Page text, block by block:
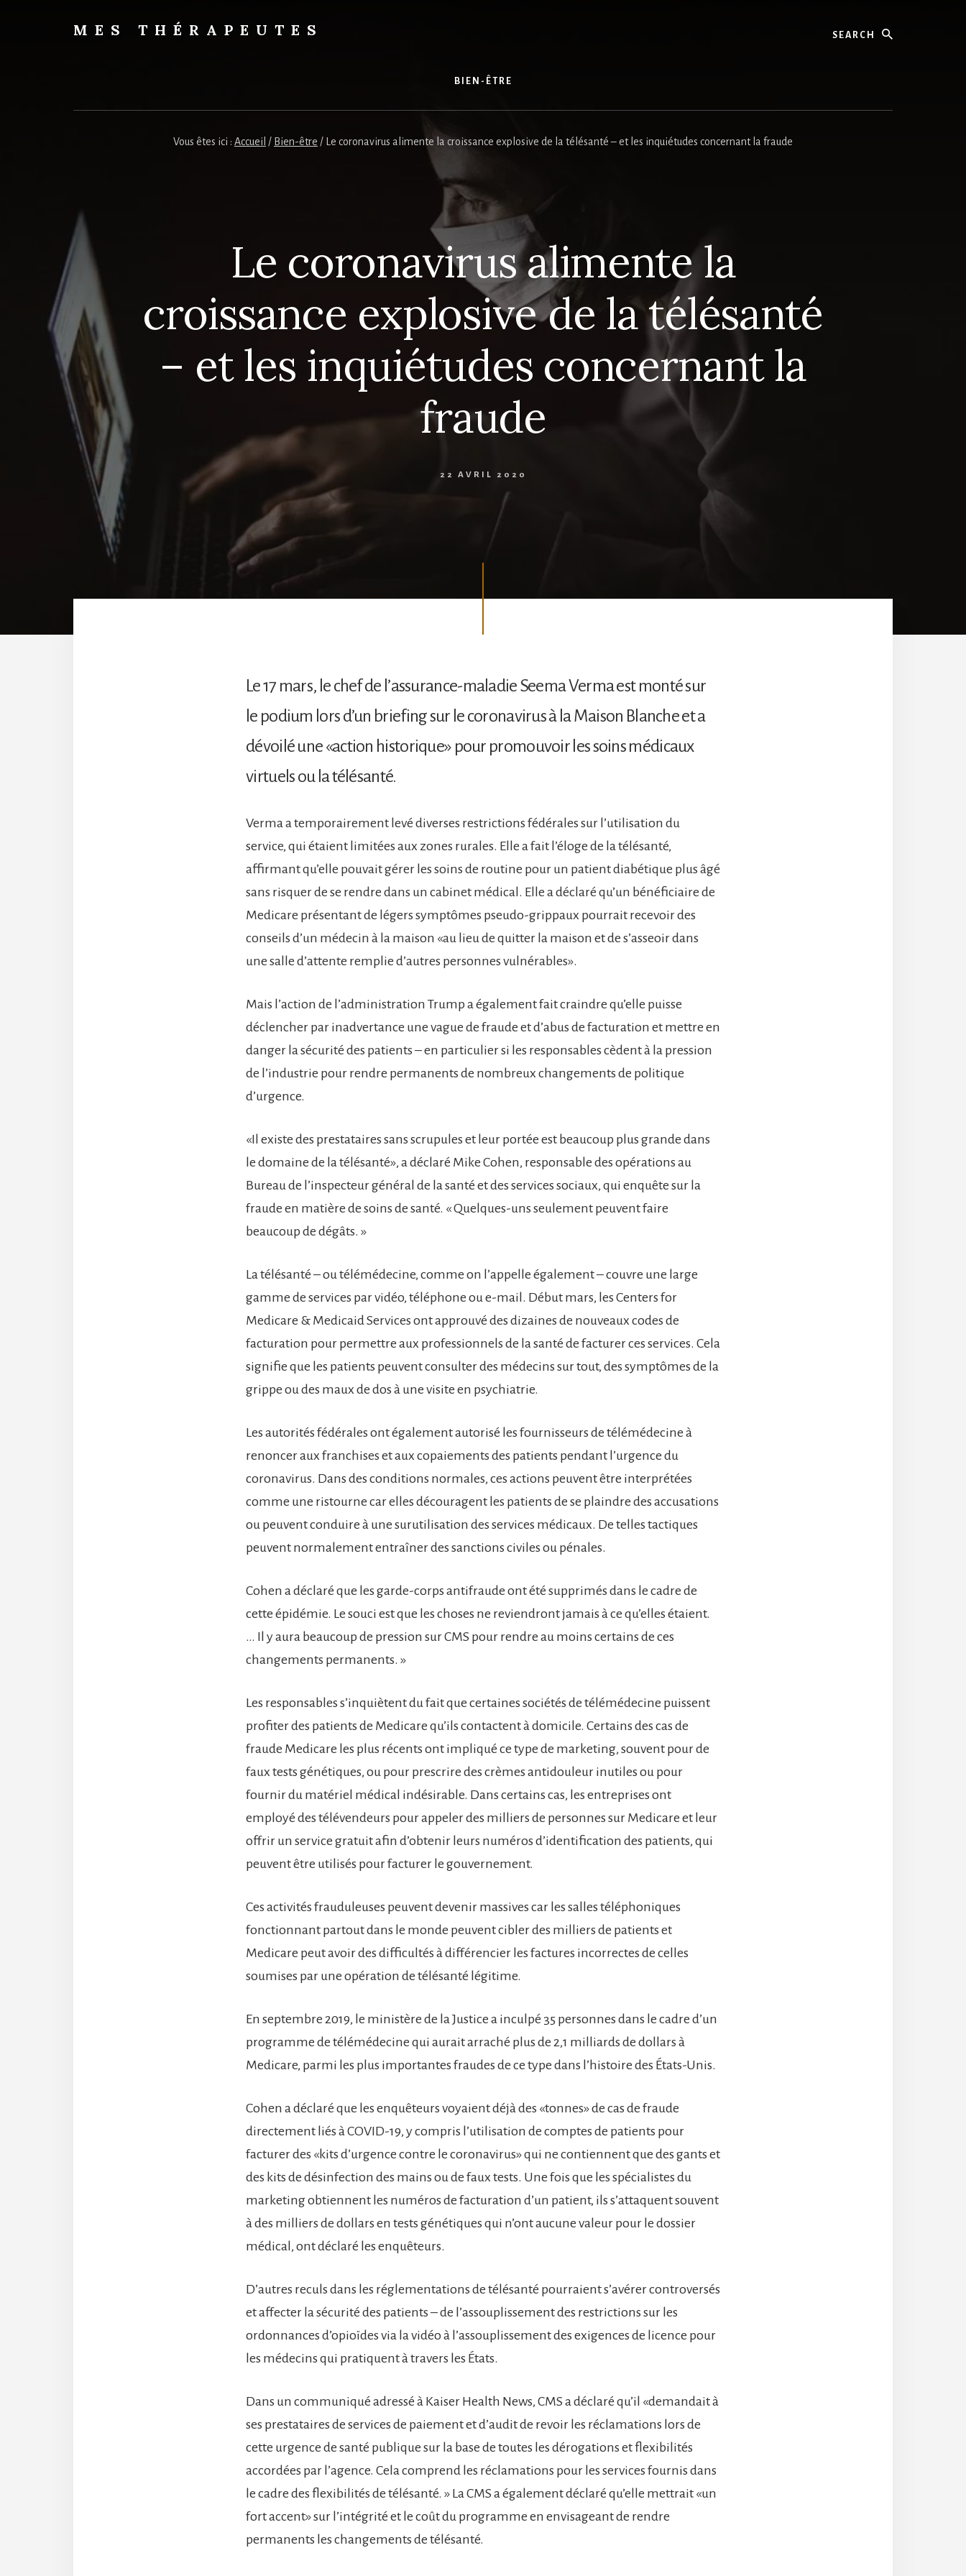
MES THÉRAPEUTES
BIEN-ÊTRE
Vous êtes ici : Accueil / Bien-être / Le coronavirus alimente la croissance explosive de la télésanté – et les inquiétudes concernant la fraude
Le coronavirus alimente la
croissance explosive de la télésanté
– et les inquiétudes concernant la
fraude
22 AVRIL 2020
Le 17 mars, le chef de l’assurance-maladie Seema Verma est monté sur
le podium lors d’un briefing sur le coronavirus à la Maison Blanche et a
dévoilé une «action historique» pour promouvoir les soins médicaux
virtuels ou la télésanté.
Verma a temporairement levé diverses restrictions fédérales sur l’utilisation du
service, qui étaient limitées aux zones rurales. Elle a fait l’éloge de la télésanté,
affirmant qu’elle pouvait gérer les soins de routine pour un patient diabétique plus âgé
sans risquer de se rendre dans un cabinet médical. Elle a déclaré qu’un bénéficiaire de
Medicare présentant de légers symptômes pseudo-grippaux pourrait recevoir des
conseils d’un médecin à la maison «au lieu de quitter la maison et de s’asseoir dans
une salle d’attente remplie d’autres personnes vulnérables».
Mais l’action de l’administration Trump a également fait craindre qu’elle puisse
déclencher par inadvertance une vague de fraude et d’abus de facturation et mettre en
danger la sécurité des patients – en particulier si les responsables cèdent à la pression
de l’industrie pour rendre permanents de nombreux changements de politique
d’urgence.
«Il existe des prestataires sans scrupules et leur portée est beaucoup plus grande dans
le domaine de la télésanté», a déclaré Mike Cohen, responsable des opérations au
Bureau de l’inspecteur général de la santé et des services sociaux, qui enquête sur la
fraude en matière de soins de santé. « Quelques-uns seulement peuvent faire
beaucoup de dégâts. »
La télésanté – ou télémédecine, comme on l’appelle également – couvre une large
gamme de services par vidéo, téléphone ou e-mail. Début mars, les Centers for
Medicare & Medicaid Services ont approuvé des dizaines de nouveaux codes de
facturation pour permettre aux professionnels de la santé de facturer ces services. Cela
signifie que les patients peuvent consulter des médecins sur tout, des symptômes de la
grippe ou des maux de dos à une visite en psychiatrie.
Les autorités fédérales ont également autorisé les fournisseurs de télémédecine à
renoncer aux franchises et aux copaiements des patients pendant l’urgence du
coronavirus. Dans des conditions normales, ces actions peuvent être interprétées
comme une ristourne car elles découragent les patients de se plaindre des accusations
ou peuvent conduire à une surutilisation des services médicaux. De telles tactiques
peuvent normalement entraîner des sanctions civiles ou pénales.
Cohen a déclaré que les garde-corps antifraude ont été supprimés dans le cadre de
cette épidémie. Le souci est que les choses ne reviendront jamais à ce qu’elles étaient.
… Il y aura beaucoup de pression sur CMS pour rendre au moins certains de ces
changements permanents. »
Les responsables s’inquiètent du fait que certaines sociétés de télémédecine puissent
profiter des patients de Medicare qu’ils contactent à domicile. Certains des cas de
fraude Medicare les plus récents ont impliqué ce type de marketing, souvent pour de
faux tests génétiques, ou pour prescrire des crèmes antidouleur inutiles ou pour
fournir du matériel médical indésirable. Dans certains cas, les entreprises ont
employé des télévendeurs pour appeler des milliers de personnes sur Medicare et leur
offrir un service gratuit afin d’obtenir leurs numéros d’identification des patients, qui
peuvent être utilisés pour facturer le gouvernement.
Ces activités frauduleuses peuvent devenir massives car les salles téléphoniques
fonctionnant partout dans le monde peuvent cibler des milliers de patients et
Medicare peut avoir des difficultés à différencier les factures incorrectes de celles
soumises par une opération de télésanté légitime.
En septembre 2019, le ministère de la Justice a inculpé 35 personnes dans le cadre d’un
programme de télémédecine qui aurait arraché plus de 2,1 milliards de dollars à
Medicare, parmi les plus importantes fraudes de ce type dans l’histoire des États-Unis.
Cohen a déclaré que les enquêteurs voyaient déjà des «tonnes» de cas de fraude
directement liés à COVID-19, y compris l’utilisation de comptes de patients pour
facturer des «kits d’urgence contre le coronavirus» qui ne contiennent que des gants et
des kits de désinfection des mains ou de faux tests. Une fois que les spécialistes du
marketing obtiennent les numéros de facturation d’un patient, ils s’attaquent souvent
à des milliers de dollars en tests génétiques qui n’ont aucune valeur pour le dossier
médical, ont déclaré les enquêteurs.
D’autres reculs dans les réglementations de télésanté pourraient s’avérer controversés
et affecter la sécurité des patients – de l’assouplissement des restrictions sur les
ordonnances d’opioïdes via la vidéo à l’assouplissement des exigences de licence pour
les médecins qui pratiquent à travers les États.
Dans un communiqué adressé à Kaiser Health News, CMS a déclaré qu’il «demandait à
ses prestataires de services de paiement et d’audit de revoir les réclamations lors de
cette urgence de santé publique sur la base de toutes les dérogations et flexibilités
accordées par l’agence. Cela comprend les réclamations pour les services fournis dans
le cadre des flexibilités de télésanté. » La CMS a également déclaré qu’elle mettrait «un
fort accent» sur l’intégrité et le coût du programme en envisageant de rendre
permanents les changements de télésanté.